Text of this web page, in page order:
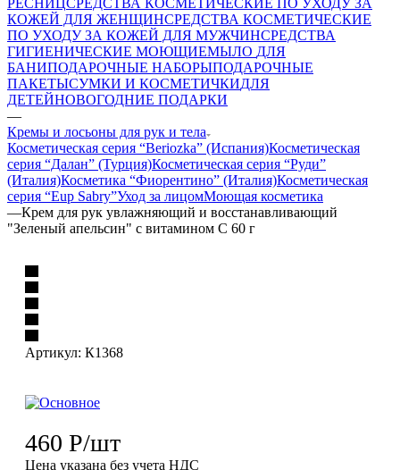
КОЖЕЙ ДЛЯ ЖЕНЩИНСРЕДСТВА КОСМЕТИЧЕСКИЕ
ПО УХОДУ ЗА КОЖЕЙ ДЛЯ МУЖЧИНСРЕДСТВА
ГИГИЕНИЧЕСКИЕ МОЮЩИЕМЫЛО ДЛЯ
БАНИПОДАРОЧНЫЕ НАБОРЫПОДАРОЧНЫЕ
ПАКЕТЫСУМКИ И КОСМЕТИЧКИДЛЯ
ДЕТЕЙНОВОГОДНИЕ ПОДАРКИ
—
Кремы и лосьоны для рук и тела
Косметическая серия “Beriozka” (Испания)Косметическая
серия “Далан” (Турция)Косметическая серия “Руди”
(Италия)Косметика “Фиорентино” (Италия)Косметическая
серия “Eup Sabry”Уход за лицомМоющая косметика
—Крем для рук увлажняющий и восстанавливающий
"Зеленый апельсин" с витамином С 60 г
Артикул: К1368
460 Р/шт
Цена указана без учета НДС